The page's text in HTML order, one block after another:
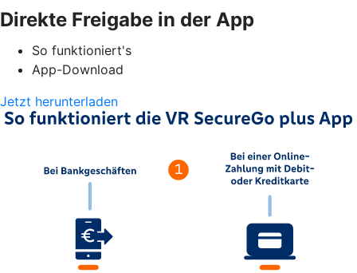
Direkte Freigabe in der App
So funktioniert's
App-Download
Jetzt herunterladen